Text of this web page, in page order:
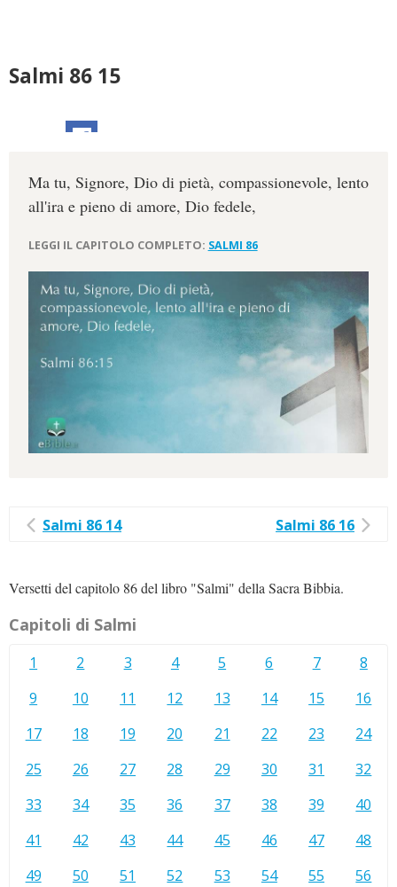
Salmi 86 15
Ma tu, Signore, Dio di pietà, compassionevole, lento
all'ira e pieno di amore, Dio fedele,
LEGGI IL CAPITOLO COMPLETO: SALMI 86
Salmi 86 14 Salmi 86 16
Versetti del capitolo 86 del libro "Salmi" della Sacra Bibbia.
Capitoli di Salmi
1 2 3 4 5 6 7
8
9
10 11 12 13 14 15
16
17
18 19 20 21 22 23
24
25
26 27 28 29 30 31
32
33
34 35 36 37 38 39
40
41
42 43 44 45 46 47
48
49
50 51 52 53 54 55
56